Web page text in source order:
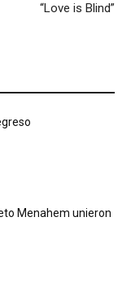
“Love is Blind”
Menahem unieron